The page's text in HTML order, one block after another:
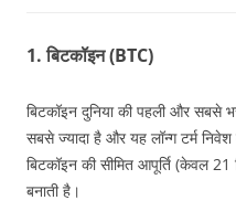
1. बिटकॉइन (BTC)
बिटकॉइन दुनिया की पहली और सबसे
सबसे ज्यादा है और यह लॉन्ग टर्म
बिटकॉइन की सीमित आपूर्ति (केवल
बनाती है।